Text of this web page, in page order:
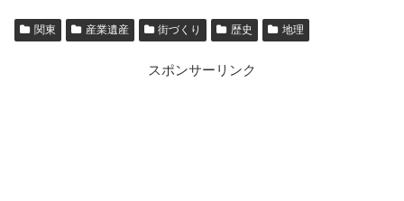
関東 産業遺産 街づくり 歴史 地理
スポンサーリンク